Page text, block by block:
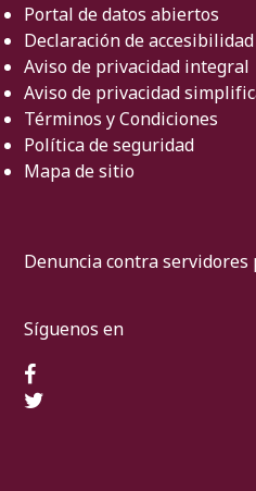
Portal de datos abiertos
Declaración de accesibilidad
Aviso de privacidad integral
Aviso de privacidad
Términos y Condiciones
Política de seguridad
Mapa de sitio
Denuncia contra servidores
Síguenos en